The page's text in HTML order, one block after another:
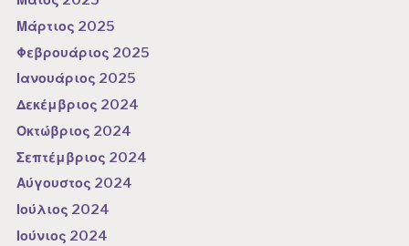
Μάρτιος 2025
Φεβρουάριος 2025
Ιανουάριος 2025
Δεκέμβριος 2024
Οκτώβριος 2024
Σεπτέμβριος 2024
Αύγουστος 2024
Ιούλιος 2024
Ιούνιος 2024